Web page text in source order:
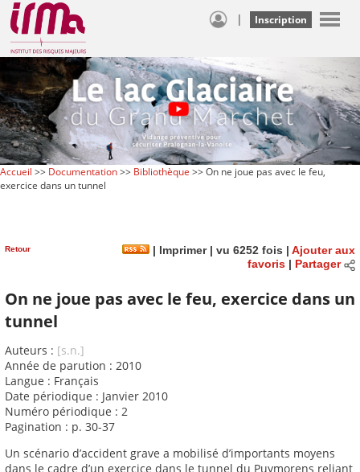
| Inscription
Accueil >> Documentation>> Bibliothèque >> On ne joue pas avec le feu,
exercice dans un tunnel
Retour | Imprimer| vu 6252 fois | Ajouter aux
favoris| Partager
On ne joue pas avec le feu, exercice dans un
tunnel
Auteurs : [s.n.]
Année de parution : 2010
Langue : Français
Date périodique : Janvier 2010
Numéro périodique : 2
Pagination : p. 30-37
Un scénario d’accident grave a mobilisé d’importants moyens
dans le cadre d’un exercice dans le tunnel du Puymorens reliant